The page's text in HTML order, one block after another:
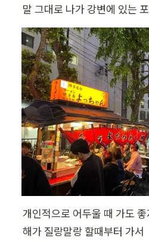
말 그대로 나가 강변에 있는
개인적으로 어두울 때 가도 좋
해가 질랑말랑 할때부터 가서